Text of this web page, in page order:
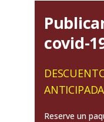
covid-
Reserve un